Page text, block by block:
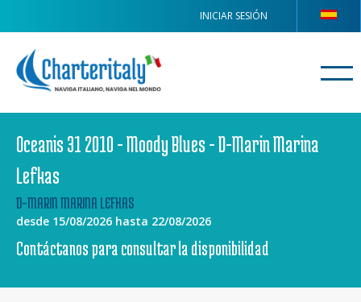
INICIAR SESIÓN
Oceanis 31 2010 - Moody Blues - D-Marin Marina
Lefkas
D-MARIN MARINA LEFKAS
desde 15/08/2026 hasta 22/08/2026
Contáctanos para consultar la disponibilidad